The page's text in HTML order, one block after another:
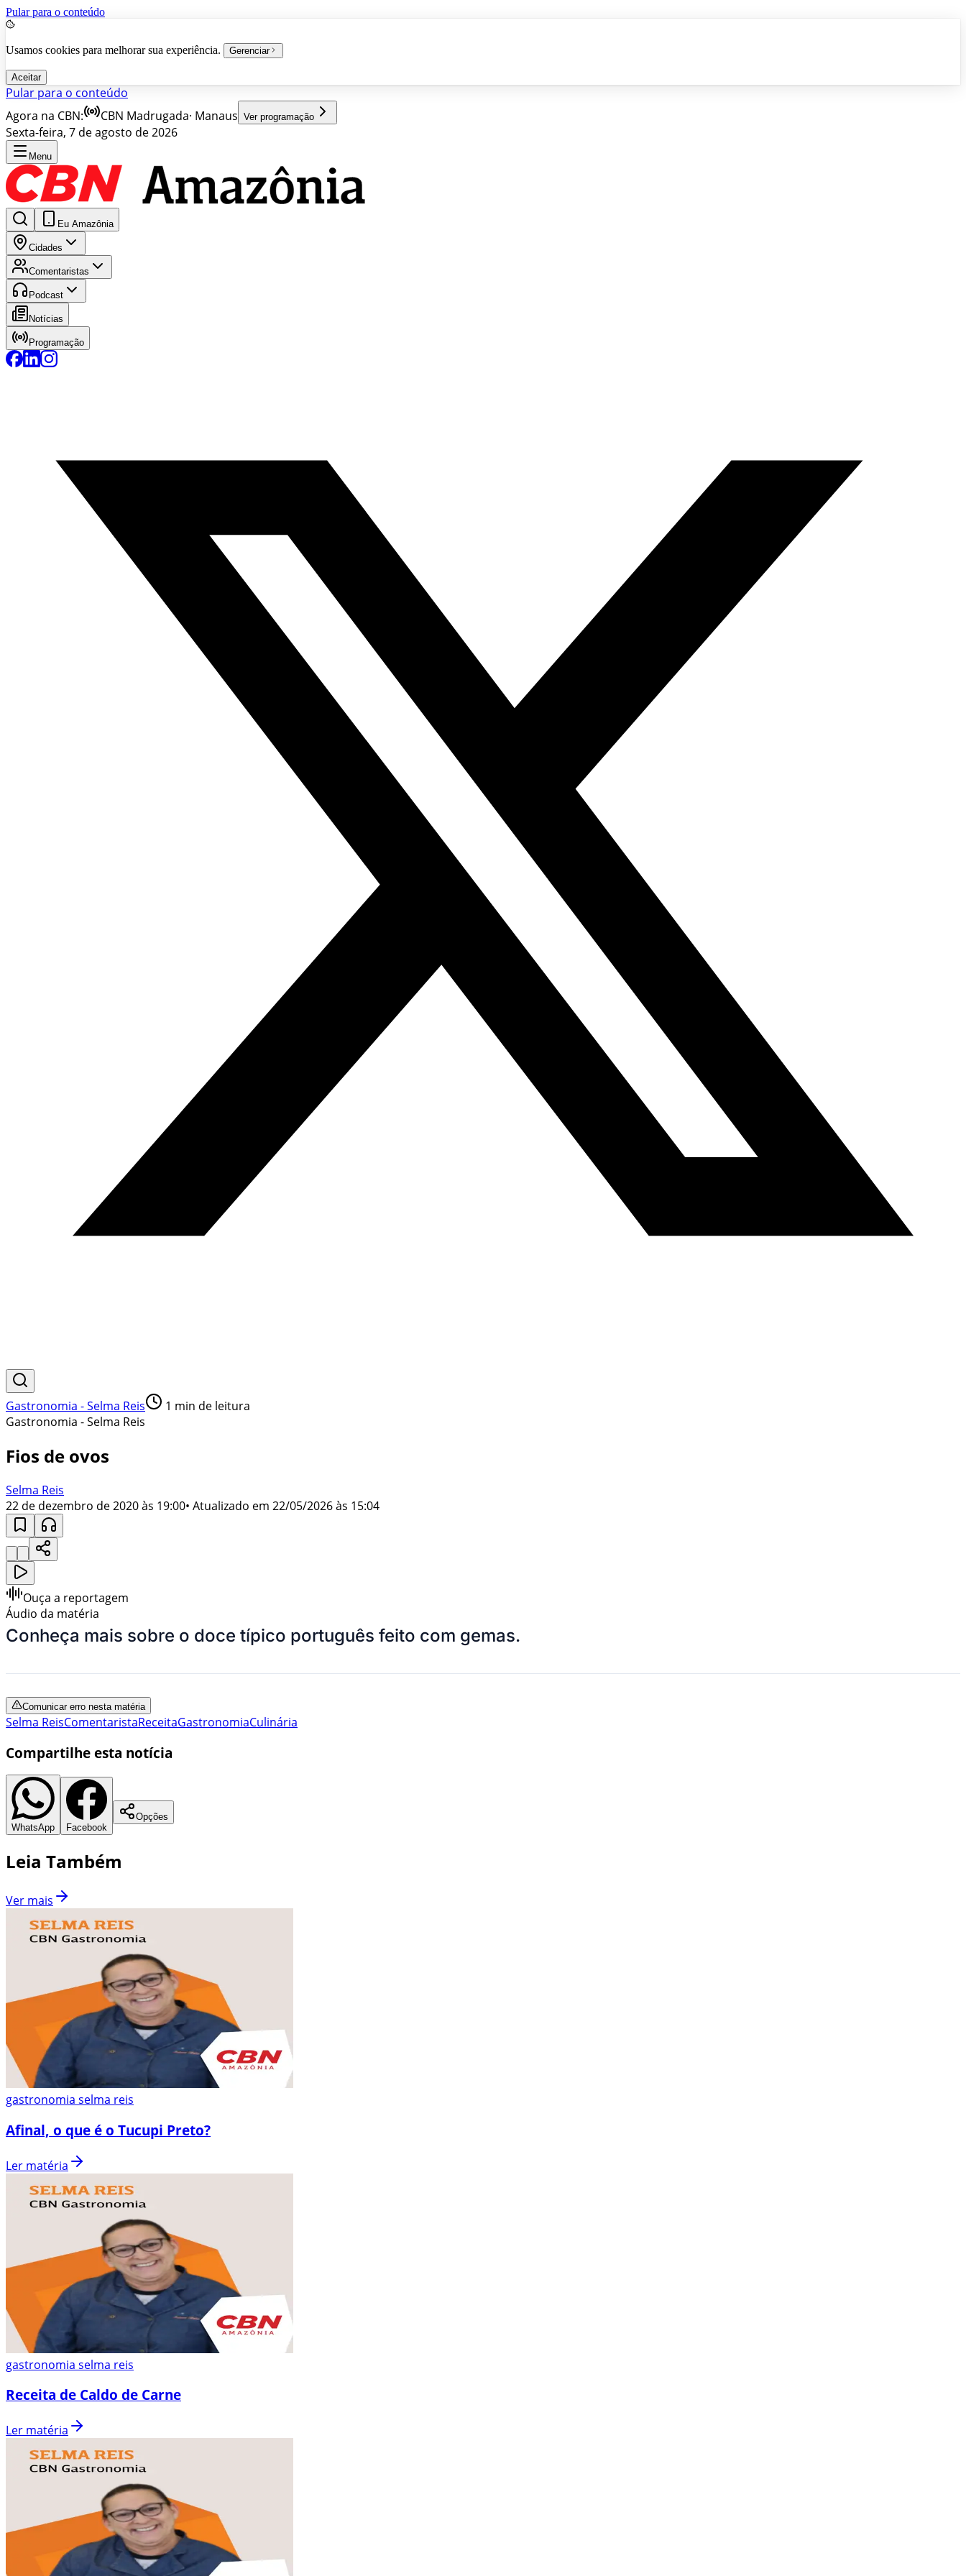
Pular para o conteúdo
Usamos cookies para melhorar sua experiência. Gerenciar
Aceitar
Pular para o conteúdo
Agora na CBN:
CBN Madrugada· Manaus Ver programação
Sexta-feira, 7 de agosto de 2026
Menu
Eu Amazônia
Cidades
Comentaristas
Podcast
Notícias
Programação
Gastronomia - Selma Reis 1 min de leitura
Gastronomia - Selma Reis
Fios de ovos
Selma Reis
22 de dezembro de 2020 às 19:00• Atualizado em 22/05/2026 às 15:04
Ouça a reportagem
Áudio da matéria
Conheça mais sobre o doce típico português feito com gemas.
Comunicar erro nesta matéria
Selma ReisComentaristaReceitaGastronomiaCulinária
Compartilhe esta notícia
WhatsApp Facebook
Opções
Leia Também
Ver mais
gastronomia selma reis
Afinal, o que é o Tucupi Preto?
Ler matéria
gastronomia selma reis
Receita de Caldo de Carne
Ler matéria